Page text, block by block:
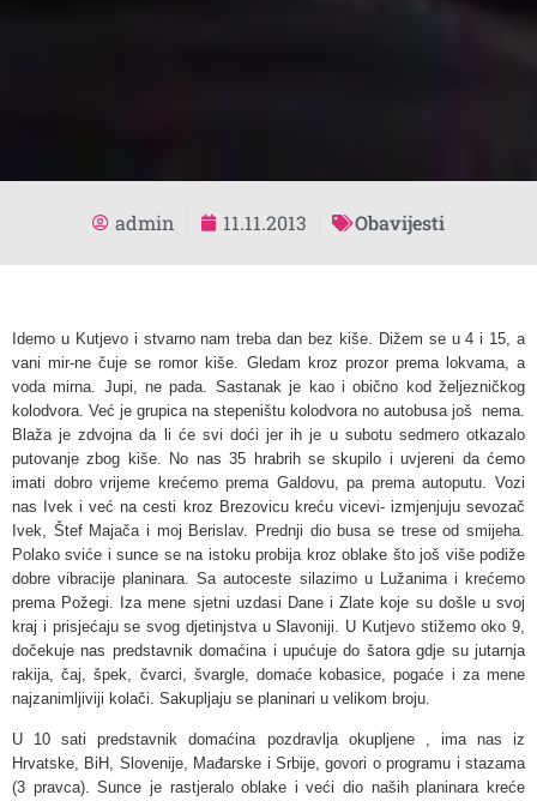
admin 11.11.2013 Obavijesti
Idemo u Kutjevo i stvarno nam treba dan bez kiše. Dižem se u 4 i 15, a
vani mir-ne čuje se romor kiše. Gledam kroz prozor prema lokvama, a
voda mirna. Jupi, ne pada. Sastanak je kao i obično kod željezničkog
kolodvora. Već je grupica na stepeništu kolodvora no autobusa još nema.
Blaža je zdvojna da li će svi doći jer ih je u subotu sedmero otkazalo
putovanje zbog kiše. No nas 35 hrabrih se skupilo i uvjereni da ćemo
imati dobro vrijeme krećemo prema Galdovu, pa prema autoputu. Vozi
nas Ivek i već na cesti kroz Brezovicu kreću vicevi- izmjenjuju sevozač
Ivek, Štef Majača i moj Berislav. Prednji dio busa se trese od smijeha.
Polako sviće i sunce se na istoku probija kroz oblake što još više podiže
dobre vibracije planinara. Sa autoceste silazimo u Lužanima i krećemo
prema Požegi. Iza mene sjetni uzdasi Dane i Zlate koje su došle u svoj
kraj i prisjećaju se svog djetinjstva u Slavoniji. U Kutjevo stižemo oko 9,
dočekuje nas predstavnik domaćina i upućuje do šatora gdje su jutarnja
rakija, čaj, špek, čvarci, švargle, domaće kobasice, pogaće i za mene
najzanimljiviji kolači. Sakupljaju se planinari u velikom broju.
U 10 sati predstavnik domaćina pozdravlja okupljene , ima nas iz
Hrvatske, BiH, Slovenije, Mađarske i Srbije, govori o programu i stazama
(3 pravca). Sunce je rastjeralo oblake i veći dio naših planinara kreće